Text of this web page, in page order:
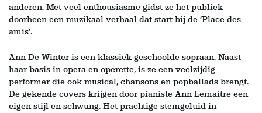
anderen. Met veel enthousiasme gidst ze het publiek
doorheen een muzikaal verhaal dat start bij de ‘Place des
amis’.
Ann De Winter is een klassiek geschoolde sopraan. Naast
haar basis in opera en operette, is ze een veelzijdig
performer die ook musical, chansons en popballads brengt.
De gekende covers krijgen door pianiste Ann Lemaitre een
eigen stijl en schwung. Het prachtige stemgeluid in